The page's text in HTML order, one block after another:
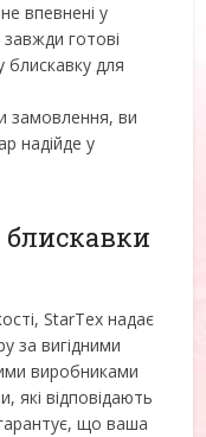
впевнені у
завжди готові
блискавку для
ви
надійде у
StarTex надає
за вигідними
виробниками
які відповідають
що ваша